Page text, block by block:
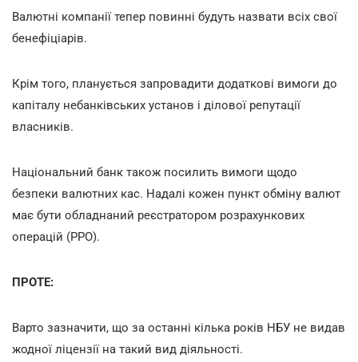
Валютні компанії тепер повинні будуть назвати всіх свої
бенефіціарів.
Крім того, планується запровадити додаткові вимоги до
капіталу небанківських установ і ділової репутації
власників.
Національний банк також посилить вимоги щодо
безпеки валютних кас. Надалі кожен пункт обміну валют
має бути обладнаний реєстратором розрахункових
операцій (РРО).
ПРОТЕ:
Варто зазначити, що за останні кілька років НБУ не видав
жодної ліцензії на такий вид діяльності.